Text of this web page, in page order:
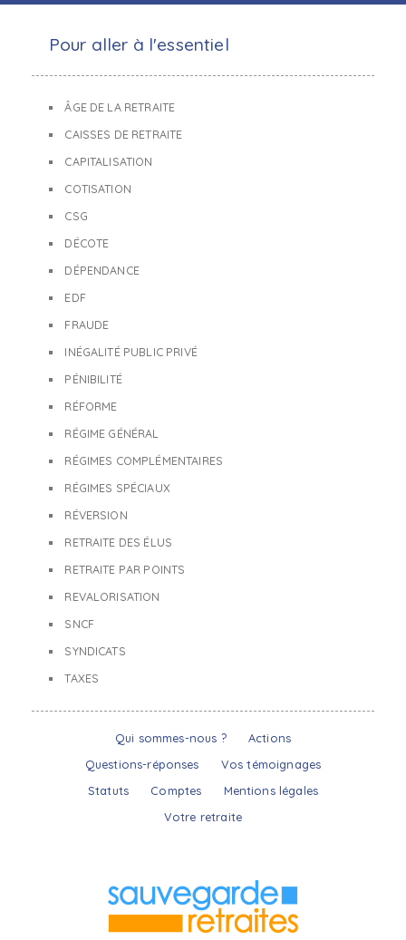
Pour aller à l'essentiel
ÂGE DE LA RETRAITE
CAISSES DE RETRAITE
CAPITALISATION
COTISATION
CSG
DÉCOTE
DÉPENDANCE
EDF
FRAUDE
INÉGALITÉ PUBLIC PRIVÉ
PÉNIBILITÉ
RÉFORME
RÉGIME GÉNÉRAL
RÉGIMES COMPLÉMENTAIRES
RÉGIMES SPÉCIAUX
RÉVERSION
RETRAITE DES ÉLUS
RETRAITE PAR POINTS
REVALORISATION
SNCF
SYNDICATS
TAXES
Qui sommes-nous ?
Actions
Questions-réponses
Vos témoignages
Statuts
Comptes
Mentions légales
Votre retraite